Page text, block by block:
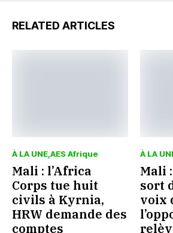
RELATED ARTICLES
À LA UNE AES Afrique
Mali : l’Africa
Corps tue huit
civils à Kyrnia,
HRW demande des
comptes
À LA
Mali
sort
voix